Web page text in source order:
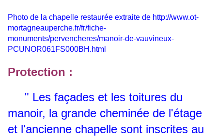
Photo de la chapelle restaurée extraite de http://www.ot-
mortagneauperche.fr/fr/fiche-
monuments/pervencheres/manoir-de-vauvineux-
PCUNOR061FS000BH.html
Protection :
" Les façades et les toitures du
manoir, la grande cheminée de l'étage
et l'ancienne chapelle sont inscrites au